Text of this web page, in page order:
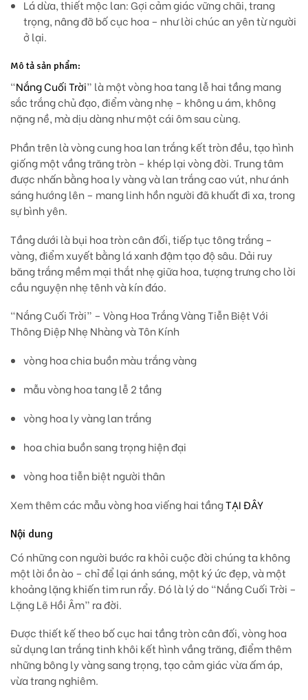
Lá dừa, thiết mộc lan:Gợi cảm giác vững chãi, trang
trọng, nâng đỡ bố cục hoa – như lời chúc an yên từ người
ở lại.
Mô tả sản phẩm:
“Nắng Cuối Trời” là một vòng hoa tang lễ hai tầng mang
sắc trắng chủ đạo, điểm vàng nhẹ – không u ám, không
nặng nề, mà dịu dàng như một cái ôm sau cùng.
Phần trên là vòng cung hoalan trắng kết tròn đều, tạo hình
giống một vầng trăng tròn – khép lại vòng đời. Trung tâm
được nhấn bằnghoa ly vàngvà lan trắng cao vút, như ánh
sáng hướng lên – mang linh hồn người đã khuất đi xa, trong
sự bình yên.
Tầng dưới là bụi hoa tròn cân đối, tiếp tục tông trắng –
vàng, điểm xuyết bằng lá xanh đậm tạo độ sâu. Dải ruy
băng trắng mềm mại thắt nhẹ giữa hoa, tượng trưng cho lời
cầu nguyện nhẹ tênh và kín đáo.
“Nắng Cuối Trời” – Vòng Hoa Trắng Vàng Tiễn Biệt Với
Thông Điệp Nhẹ Nhàng và Tôn Kính
vòng hoa chia buồn màu trắng vàng
mẫu vòng hoa tang lễ 2 tầng
vòng hoa ly vàng lan trắng
hoa chia buồn sang trọng hiện đại
vòng hoa tiễn biệt người thân
Xem thêm các mẫu vòng hoa viếng hai tầngTẠI ĐÂY
Nội dung
Có những con người bước ra khỏi cuộc đời chúng ta không
một lời ồn ào – chỉ để lại ánh sáng, một ký ức đẹp, và một
khoảng lặng khiến tim run rẩy. Đó là lý do “Nắng Cuối Trời –
Lặng Lẽ Hồi Âm” ra đời.
Được thiết kế theo bố cục hai tầng tròn cân đối, vòng hoa
sử dụnglan trắng tinh khôi kết hình vầng trăng, điểm thêm
nhữngbông ly vàng sang trọng, tạo cảm giác vừa ấm áp,
vừa trang nghiêm.